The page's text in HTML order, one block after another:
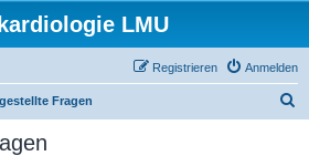
LMU
Anmelden
Registrieren
Fragen